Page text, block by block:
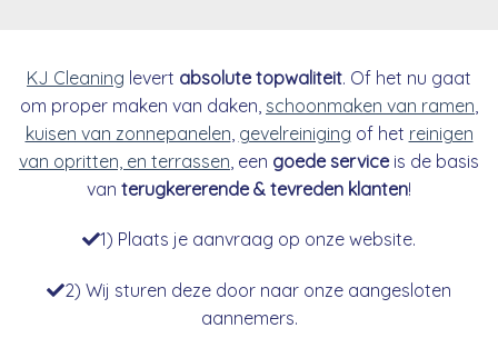
KJ Cleaning levert absolute topwaliteit. Of het nu gaat
om proper maken van daken, schoonmaken van ramen
kuisen van zonnepanelen gevelreiniging of het reinigen
van opritten, en terrassen , een goede serviceis de basis
van terugkererende & tevreden klanten!
1) Plaats je aanvraag op onze website.
2) Wij sturen deze door naar onze aangesloten
aannemers.